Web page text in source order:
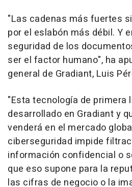
"Las cadenas más fuertes
por el eslabón más débil. Y
seguridad de los
ser el factor humano", ha
general de Gradiant, Luis
"Esta tecnología de primera
desarrollado en Gradiant y
venderá en el mercado
ciberseguridad impide
información confidencial o
que eso supone para la
las cifras de negocio o la